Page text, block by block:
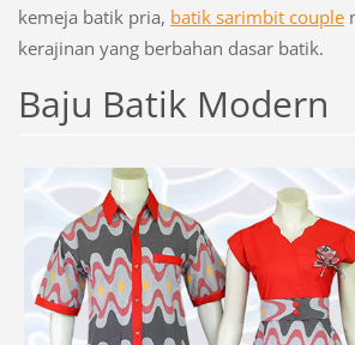
kemeja batik pria, batik sarimbit couple
kerajinan yang berbahan dasar batik.
Baju Batik Modern